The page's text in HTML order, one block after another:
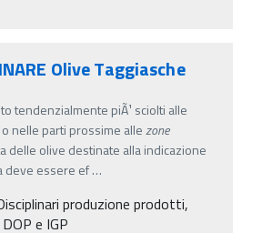
Olive Taggiasche
tendenzialmente piÃ¹ sciolti alle
nelle parti prossime allezone
delle olive destinate alla indicazione
deve essere ef…
produzione prodotti,
e IGP